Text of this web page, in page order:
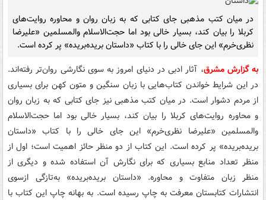
در میان کتب مذهبی جای کتابی که به زبان روان و محاوره روایت‌های
کربلا را بیان کند، بسیار خالی بود اما حجت‌الاسلام والمسلمین «علیرضا
نظری‌خرم» این جای خالی را با کتاب «داستان بریده‌بریده» پر کرده است.
به گزارش مشرق، آثار ادبی در دنیای امروز به سوی نگارشی روان‌تر رفته‌اند.
در این شرایط خواندن کتاب‌هایی با زبان سنگین و متون کهن برای بسیاری
از مردم دشوار است. در میان کتب مذهبی نیز جای کتابی که به زبان روان
و محاوره روایت‌های کربلا را بیان کند، بسیار خالی بود اما حجت‌الاسلام
والمسلمین «علیرضا نظری‌خرم» این جای خالی را با کتاب «داستان
بریده‌بریده» پر کرده است. این کتاب از دو منظر حائز اهمیت است؛ اول از
منظر تعداد منابع بسیاری که برای نگارش آن استفاده شده و دیگری از
منظر زبان متفاوت و محاوره. «داستان بریده‌بریده» به‌تازگی ازسوی
انتشارات کتابستان معرفت به چاپ رسیده است. به بهانه چاپ این کتاب با